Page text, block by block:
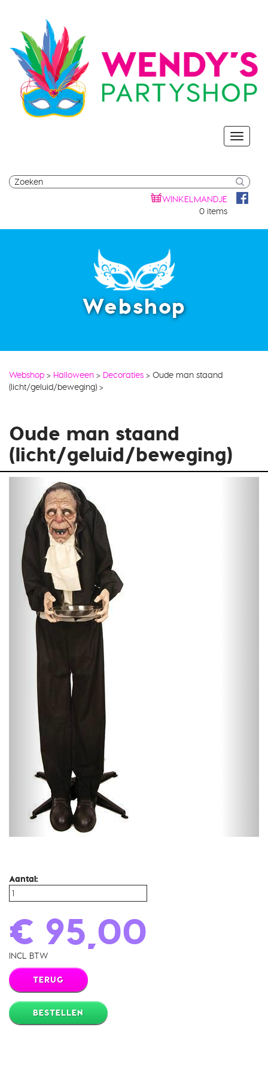
WINKELMANDJE
0 items
Webshop
Webshop > Halloween > Decoraties > Oude man staand
(licht/geluid/beweging) >
Oude man staand
(licht/geluid/beweging)
Aantal:
€ 95,00
INCL BTW
TERUG
BESTELLEN